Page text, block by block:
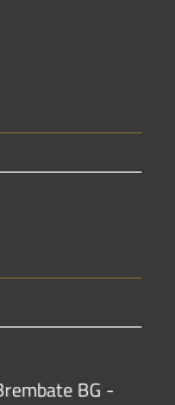
BG -